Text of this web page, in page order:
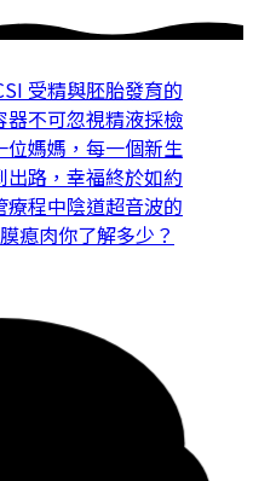
受精與胚胎發育的
不可忽視精液採檢
媽媽，每一個新生
路，幸福終於如約
程中陰道超音波的
肉你了解多少？